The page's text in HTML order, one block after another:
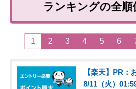
ランキングの全順
1 2 3 4 5 6
【楽天】PR：
8/11（火）